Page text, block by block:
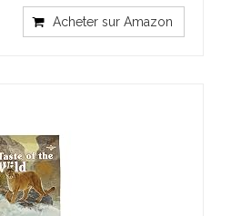
Acheter sur Amazon